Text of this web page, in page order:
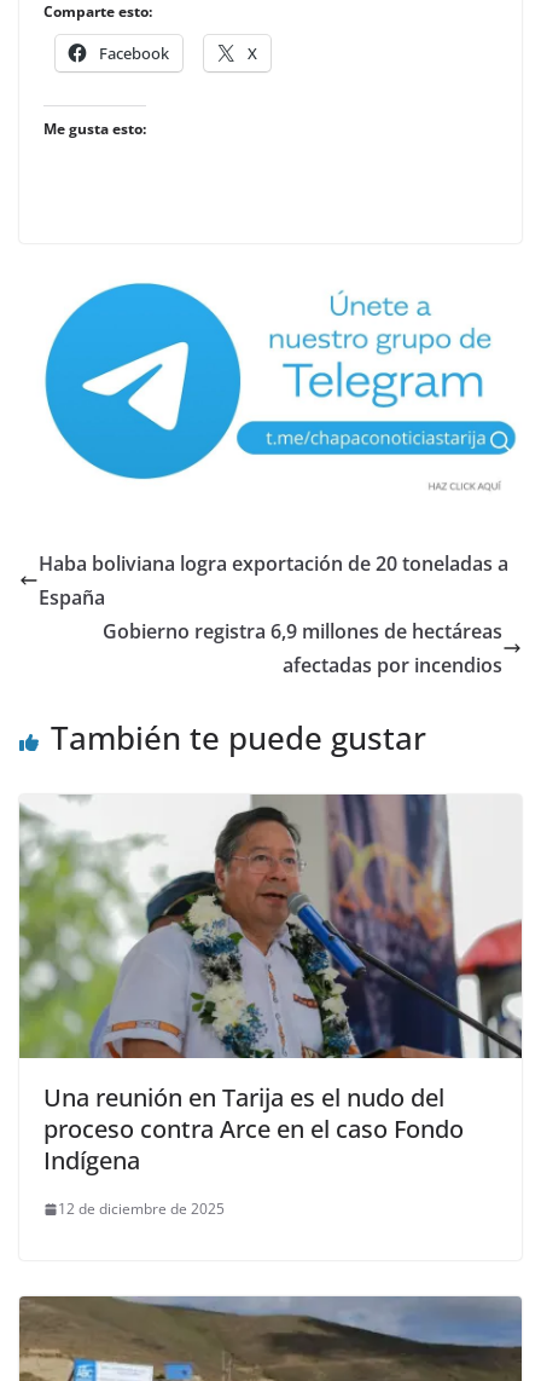
Comparte esto:
Facebook X
Me gusta esto:
Haba boliviana logra exportación de 20 toneladas a
España
Gobierno registra 6,9 millones de hectáreas
afectadas por incendios
También te puede gustar
Una reunión en Tarija es el nudo del
proceso contra Arce en el caso Fondo
Indígena
12 de diciembre de 2025